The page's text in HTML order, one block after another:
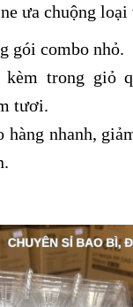
ưa chuộng loại
gói combo nhỏ.
kèm trong giỏ
tươi.
hàng nhanh,